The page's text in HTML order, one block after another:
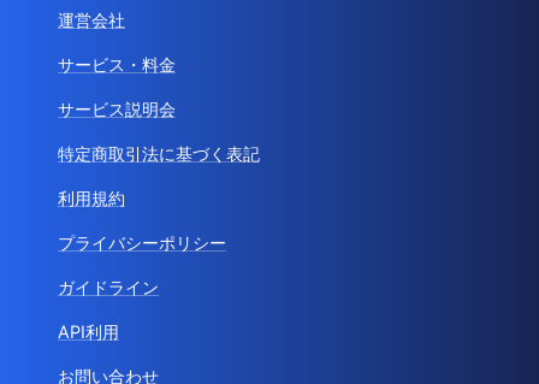
運営会社
サービス・料金
サービス説明会
特定商取引法に基づく表記
利用規約
プライバシーポリシー
ガイドライン
API利用
お問い合わせ